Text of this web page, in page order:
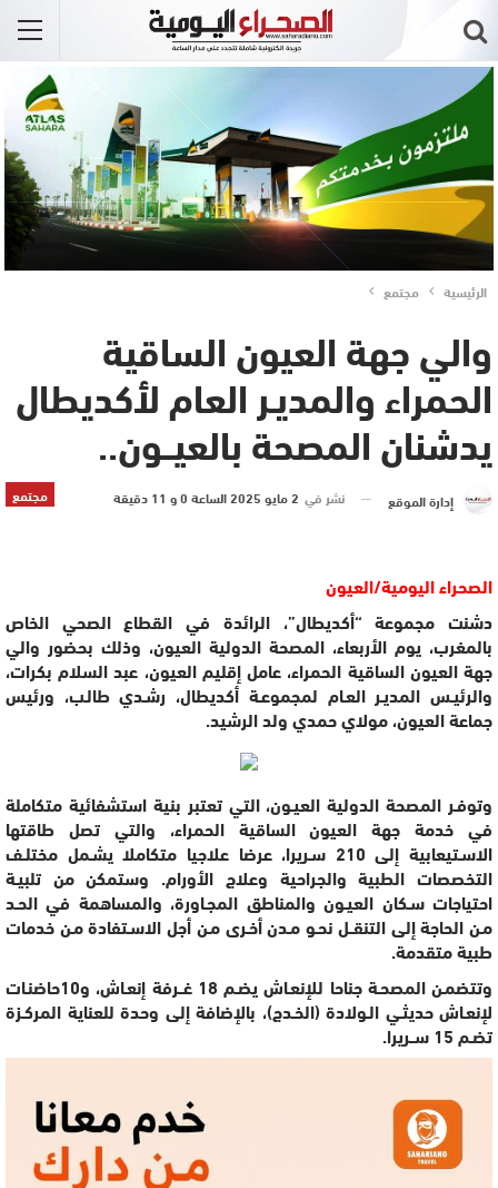
الرئيسية مجتمع
والي جهة العيون الساقية
الحمراء والمديـر العام لأكديطال
يدشنان المصحة بالعيــون..
مجتمع إدارة الموقع نشر في 2 مايو 2025 الساعة 0 و 11 دقيقة
الصحراء اليومية/العيون
دشنت مجموعة “أكديطال”، الرائدة في القطاع الصحي الخاص
بالمغرب، يوم الأربعاء، المصحة الدولية العيون، وذلك بحضور والي
جهة العيون الساقية الحمراء، عامل إقليم العيون، عبد السلام بكرات،
والرئيـس المديـر العـام لمجموعـة أكديطال، رشـدي طالـب، ورئيس
جماعة العيون، مولاي حمدي ولد الرشيد.
وتوفـر المصحة الدولية العيـون، التي تعتبر بنية استشفائية متكاملة
في خدمة جهة العيون الساقية الحمراء، والتي تصل طاقتها
الاسـتيعابية إلى 210 سـريرا، عرضا علاجيا متكاملا يشـمل مختلـف
التخصصات الطبية والجراحية وعلاج الأورام. وستمكن من تلبيـة
احتياجات سـكان العيـون والمناطق المجـاورة، والمساهمة في الحـد
مـن الحاجة إلى التنقــل نحـو مـدن أخـرى مـن أجل الاسـتفادة مـن خدمات
طبية متقدمة.
وتتضمـن المصحـة جناحا للإنعـاش يضـم 18 غــرفة إنعـاش، و10حاضنـات
لإنعـاش حديثـي الـولادة (الخـدج)، بالإضافة إلى وحدة للعناية المركـزة
تضـم 15 ســريرا.